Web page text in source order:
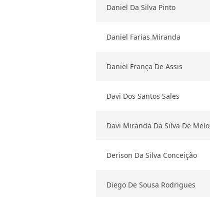
Daniel Da Silva Pinto
Daniel Farias Miranda
Daniel França De Assis
Davi Dos Santos Sales
Davi Miranda Da Silva De Melo
Derison Da Silva Conceição
Diego De Sousa Rodrigues